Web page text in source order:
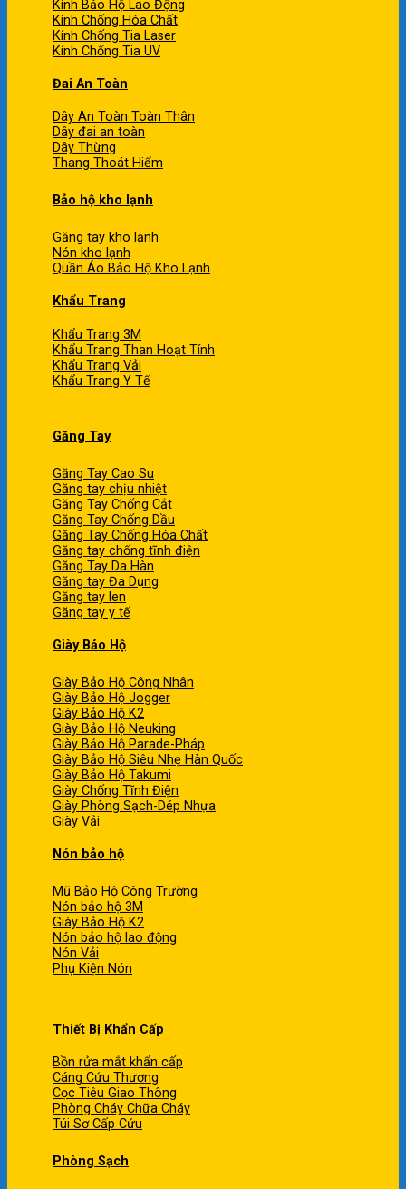
Kính Bảo Hộ Lao Động
Kính Chống Hóa Chất
Kính Chống Tia Laser
Kính Chống Tia UV
Đai An Toàn
Dây An Toàn Toàn Thân
Dây đai an toàn
Dây Thừng
Thang Thoát Hiểm
Bảo hộ kho lạnh
Găng tay kho lạnh
Nón kho lạnh
Quần Áo Bảo Hộ Kho Lạnh
Khẩu Trang
Khẩu Trang 3M
Khẩu Trang Than Hoạt Tính
Khẩu Trang Vải
Khẩu Trang Y Tế
Găng Tay
Găng Tay Cao Su
Găng tay chịu nhiệt
Găng Tay Chống Cắt
Găng Tay Chống Dầu
Găng Tay Chống Hóa Chất
Găng tay chống tĩnh điện
Găng Tay Da Hàn
Găng tay Đa Dụng
Găng tay len
Găng tay y tế
Giày Bảo Hộ
Giày Bảo Hộ Công Nhân
Giày Bảo Hộ Jogger
Giày Bảo Hộ K2
Giày Bảo Hộ Neuking
Giày Bảo Hộ Parade-Pháp
Giày Bảo Hộ Siêu Nhẹ Hàn Quốc
Giày Bảo Hộ Takumi
Giày Chống Tĩnh Điện
Giày Phòng Sạch-Dép Nhựa
Giày Vải
Nón bảo hộ
Mũ Bảo Hộ Công Trường
Nón bảo hộ 3M
Giày Bảo Hộ K2
Nón bảo hộ lao động
Nón Vải
Phụ Kiện Nón
Thiết Bị Khẩn Cấp
Bồn rửa mắt khẩn cấp
Cáng Cứu Thương
Cọc Tiêu Giao Thông
Phòng Cháy Chữa Cháy
Túi Sơ Cấp Cứu
Phòng Sạch